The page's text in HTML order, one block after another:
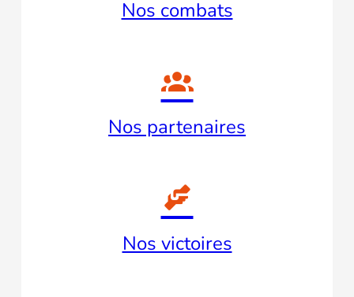
Nos combats

Nos partenaires

Nos victoires